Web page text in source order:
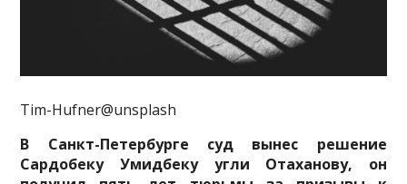
Tim-Hufner@unsplash
В Санкт-Петербурге суд вынес решение
Сардобеку Умидбеку угли Отаханову, он